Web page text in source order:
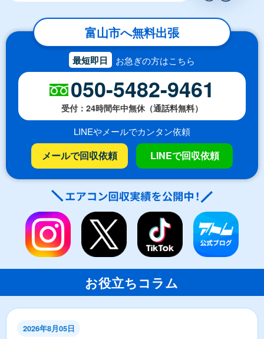
富山市へ無料出張
最短即日 お急ぎの方はこちら
050-5482-9461
受付：24時間年中無休（通話料無料）
LINEやメールでカンタン依頼
メールで回収依頼 LINEで回収依頼
お役立ちコラム
2026年8月05日